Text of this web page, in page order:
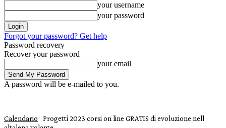
your username
your password
Forgot your password? Get help
Password recovery
Recover your password
your email
A password will be e-mailed to you.
Calendario
Progetti 2023 corsi on line GRATIS di evoluzione nell